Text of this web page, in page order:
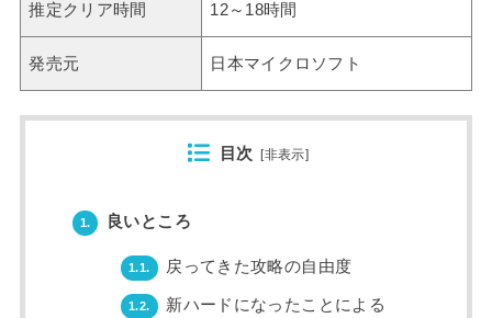
推定クリア時間 12～18時間
発売元 日本マイクロソフト
目次 [非表示]
1. 良いところ
1.1. 戻ってきた攻略の自由度
1.2.
新ハードになったことによる